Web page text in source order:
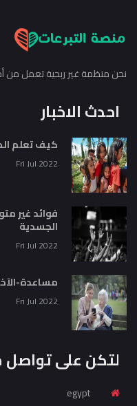
نحن منظمة غير ربحية تعمل من
احدث الاخبار
كيف تعلم
Fri Jul 2022
فوائد غير
الجسدية
Fri Jul 2022
مساعدة-
Fri Jul 2022
لتكن على تواصل
egypt